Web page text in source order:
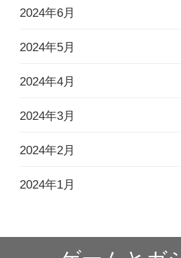
2024年6月
2024年5月
2024年4月
2024年3月
2024年2月
2024年1月